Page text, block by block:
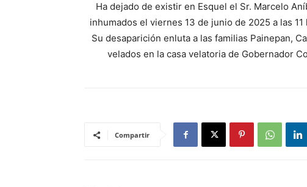
Ha dejado de existir en Esquel el Sr. Marcelo
inhumados el viernes 13 de junio de 2025 a las
Su desaparición enluta a las familias Painepan,
velados en la casa velatoria de Gobernador
Compartir